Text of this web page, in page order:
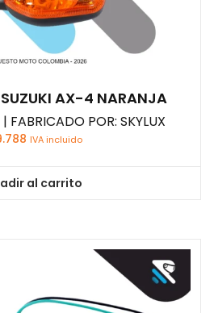
AX-4 NARANJA
FABRICADO POR: SKYLUX
IVA incluido
al carrito